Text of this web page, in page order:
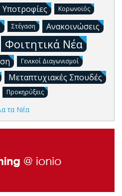
Υποτροφίες Κορωνοϊός
Στέγαση Ανακοινώσεις
Φοιτητικά Νέα
Γενικοί Διαγωνισμοί
Μεταπτυχιακές Σπουδές
Προκηρύξεις
τα Νέα